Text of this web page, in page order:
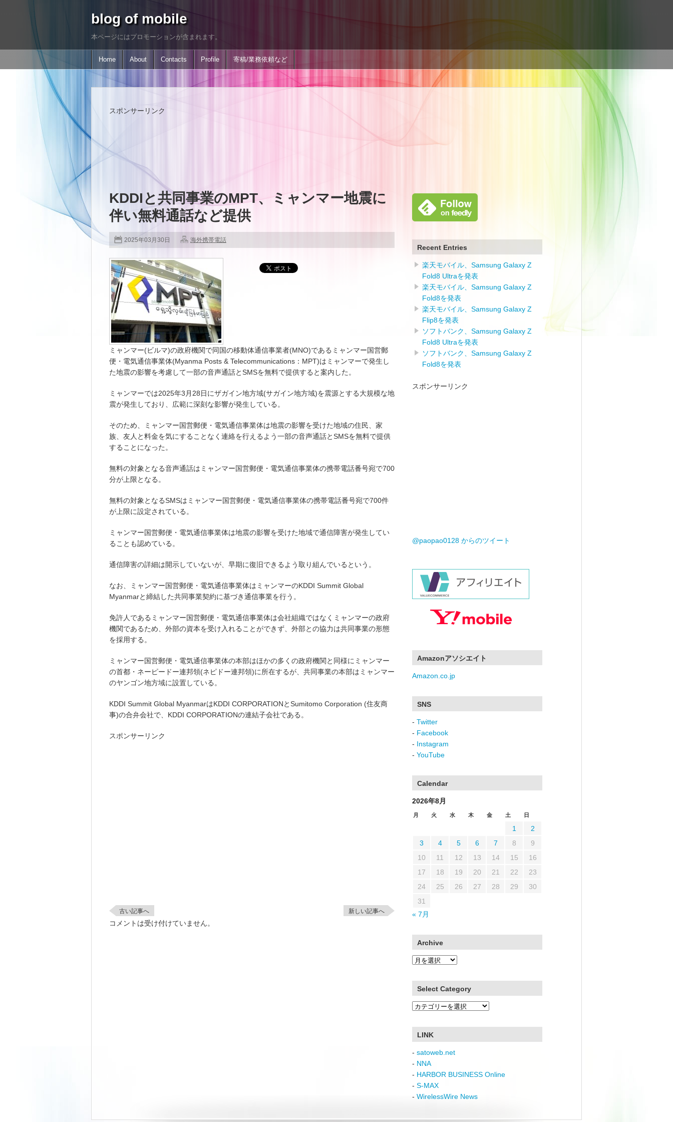
blog of mobile
本ページにはプロモーションが含まれます。
Home About Contacts Profile 寄稿/業務依頼など
スポンサーリンク
KDDIと共同事業のMPT、ミャンマー地震に
伴い無料通話など提供
2025年03月30日 海外携帯電話
ミャンマー(ビルマ)の政府機関で同国の移動体通信事業者(MNO)であるミャンマー国営郵
便・電気通信事業体(Myanma Posts & Telecommunications：MPT)はミャンマーで発生し
た地震の影響を考慮して一部の音声通話とSMSを無料で提供すると案内した。
ミャンマーでは2025年3月28日にザガイン地方域(サガイン地方域)を震源とする大規模な地
震が発生しており、広範に深刻な影響が発生している。
そのため、ミャンマー国営郵便・電気通信事業体は地震の影響を受けた地域の住民、家
族、友人と料金を気にすることなく連絡を行えるよう一部の音声通話とSMSを無料で提供
することになった。
無料の対象となる音声通話はミャンマー国営郵便・電気通信事業体の携帯電話番号宛で700
分が上限となる。
無料の対象となるSMSはミャンマー国営郵便・電気通信事業体の携帯電話番号宛で700件
が上限に設定されている。
ミャンマー国営郵便・電気通信事業体は地震の影響を受けた地域で通信障害が発生してい
ることも認めている。
通信障害の詳細は開示していないが、早期に復旧できるよう取り組んでいるという。
なお、ミャンマー国営郵便・電気通信事業体はミャンマーのKDDI Summit Global
Myanmarと締結した共同事業契約に基づき通信事業を行う。
免許人であるミャンマー国営郵便・電気通信事業体は会社組織ではなくミャンマーの政府
機関であるため、外部の資本を受け入れることができず、外部との協力は共同事業の形態
を採用する。
ミャンマー国営郵便・電気通信事業体の本部はほかの多くの政府機関と同様にミャンマー
の首都・ネーピードー連邦領(ネピドー連邦領)に所在するが、共同事業の本部はミャンマー
のヤンゴン地方域に設置している。
KDDI Summit Global MyanmarはKDDI CORPORATIONとSumitomo Corporation (住友商
事)の合弁会社で、KDDI CORPORATIONの連結子会社である。
スポンサーリンク
古い記事へ 新しい記事へ
コメントは受け付けていません。
Recent Entries
楽天モバイル、Samsung Galaxy Z
Fold8 Ultraを発表
楽天モバイル、Samsung Galaxy Z
Fold8を発表
楽天モバイル、Samsung Galaxy Z
Flip8を発表
ソフトバンク、Samsung Galaxy Z
Fold8 Ultraを発表
ソフトバンク、Samsung Galaxy Z
Fold8を発表
スポンサーリンク
@paopao0128 からのツイート
Amazonアソシエイト
Amazon.co.jp
SNS
- Twitter
- Facebook
- Instagram
- YouTube
Calendar
2026年8月
月 火 水 木 金 土 日
1
2
3
4 5 6 7 8
9
10
11 12 13 14 15
16
17
18 19 20 21 22
23
24
25 26 27 28 29
30
31
« 7月
Archive
Archive
Select Category
Select
LINK
- satoweb.net
- NNA
- HARBOR BUSINESS Online
- S-MAX
- WirelessWire News